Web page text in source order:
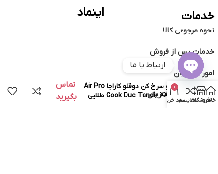
خدمات
نحوه مرجوعی کالا
خدمات پس از فروش
امور مشتریان
حریم شخصی مشتریان
اینماد
هواپز و سرخ کن دوقلو کاراجا Air Pro
Cook Due Tandir XXXXL 8 طلایی
تماس
بگیرید
خانهفروشگاهمقایسه
0
سبد خرید
ارتباط با ما
Open
chaty